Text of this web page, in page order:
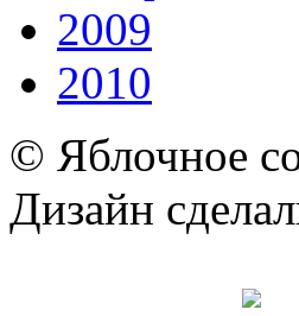
2009
2010
© Яблочное
Дизайн